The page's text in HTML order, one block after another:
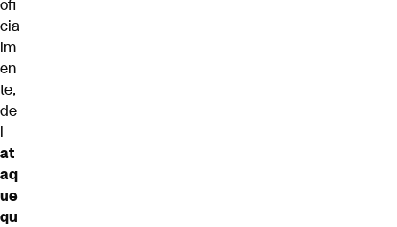
ofi
cia
lm
en
te,
de
l
at
aq
ue
qu